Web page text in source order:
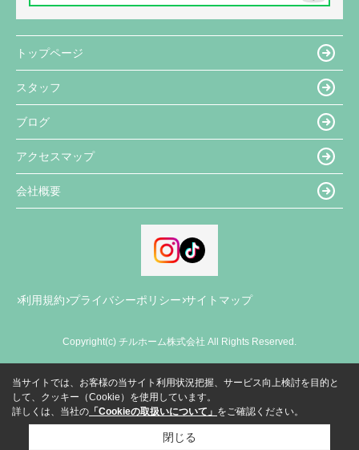
トップページ
スタッフ
ブログ
アクセスマップ
会社概要
利用規約 プライバシーポリシー サイトマップ
Copyright(c) チルホーム株式会社 All Rights Reserved.
当サイトでは、お客様の当サイト利用状況把握、サービス向上検討を目的と
して、クッキー（Cookie）を使用しています。
詳しくは、当社の 「Cookieの取扱いについて」 をご確認ください。
閉じる